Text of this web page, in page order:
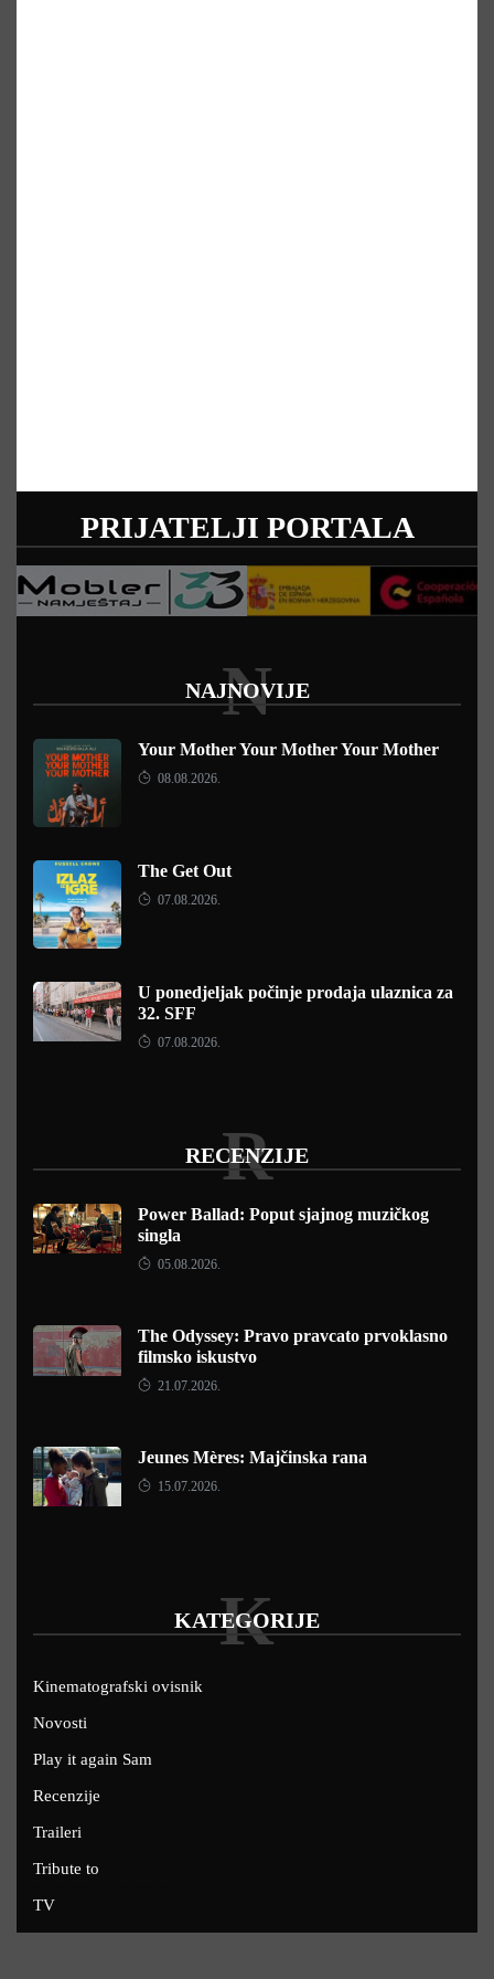
PRIJATELJI PORTALA
NAJNOVIJE
N
Your Mother Your Mother Your Mother
08.08.2026.
The Get Out
07.08.2026.
U ponedjeljak počinje prodaja ulaznica za
32. SFF
07.08.2026.
RECENZIJE
R
Power Ballad: Poput sjajnog muzičkog
singla
05.08.2026.
The Odyssey: Pravo pravcato prvoklasno
filmsko iskustvo
21.07.2026.
Jeunes Mères: Majčinska rana
15.07.2026.
KATEGORIJE
K
Kinematografski ovisnik
Novosti
Play it again Sam
Recenzije
Traileri
Tribute to
TV